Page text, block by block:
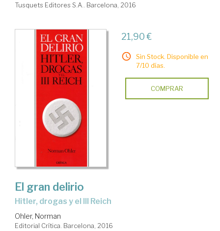
Tusquets Editores S.A.. Barcelona, 2016
21,90 €
Sin Stock. Disponible en
7/10 días.
COMPRAR
El gran delirio
Hitler, drogas y el III Reich
Ohler, Norman
Editorial Crítica. Barcelona, 2016